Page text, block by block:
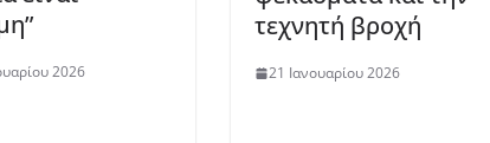
2026
τεχνητή βροχή
21 Ιανουαρίου 2026